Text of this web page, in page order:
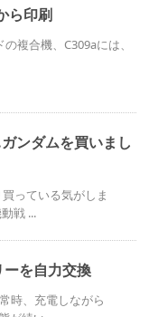
ら印刷
複合機、C309aには、
ンダムを買いまし
っている気がしま
戦 ...
を自力交換
時、充電しながら